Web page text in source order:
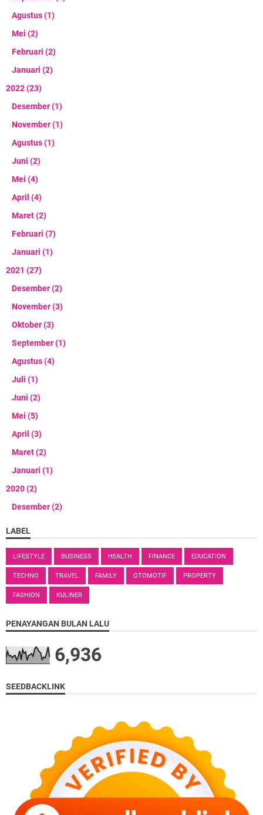
Agustus(1)
Mei (2)
Februari (2)
Januari (2)
2022(23)
Desember(1)
November(1)
Agustus(1)
Juni (2)
Mei (4)
April (4)
Maret(2)
Februari (7)
Januari (1)
2021 (27)
Desember(2)
November(3)
Oktober(3)
September(1)
Agustus(4)
Juli (1)
Juni (2)
Mei (5)
April (3)
Maret(2)
Januari (1)
2020(2)
Desember(2)
LABEL
LIFESTYLE BUSINESS HEALTH FINANCE EDUCATION
TECHNO TRAVEL FAMILY OTOMOTIF PROPERTY
FASHION KULINER
PENAYANGAN BULAN LALU
6,936
SEEDBACKLINK